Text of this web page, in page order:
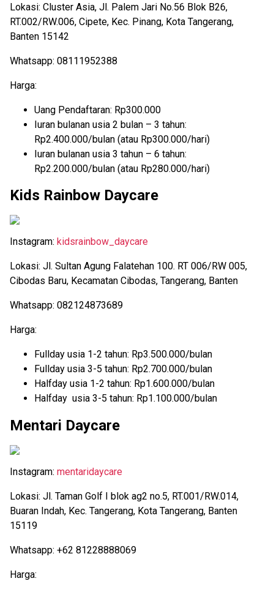
Lokasi: Cluster Asia, Jl. Palem Jari No.56 Blok B26,
RT.002/RW.006, Cipete, Kec. Pinang, Kota Tangerang,
Banten 15142
Whatsapp: 08111952388
Harga:
Uang Pendaftaran: Rp300.000
Iuran bulanan usia 2 bulan – 3 tahun:
Rp2.400.000/bulan (atau Rp300.000/hari)
Iuran bulanan usia 3 tahun – 6 tahun:
Rp2.200.000/bulan (atau Rp280.000/hari)
Kids Rainbow Daycare
Instagram: kidsrainbow_daycare
Lokasi: Jl. Sultan Agung Falatehan 100. RT 006/RW 005,
Cibodas Baru, Kecamatan Cibodas, Tangerang, Banten
Whatsapp: 082124873689
Harga:
Fullday usia 1-2 tahun: Rp3.500.000/bulan
Fullday usia 3-5 tahun: Rp2.700.000/bulan
Halfday usia 1-2 tahun: Rp1.600.000/bulan
Halfday usia 3-5 tahun: Rp1.100.000/bulan
Mentari Daycare
Instagram: mentaridaycare
Lokasi: Jl. Taman Golf I blok ag2 no.5, RT.001/RW.014,
Buaran Indah, Kec. Tangerang, Kota Tangerang, Banten
15119
Whatsapp: +62 81228888069
Harga: